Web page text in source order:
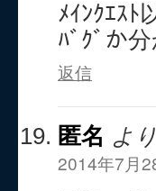
ﾒｲﾝｸｴｽ
ﾊﾞｸﾞか
返信
匿名 よ
2014年7月